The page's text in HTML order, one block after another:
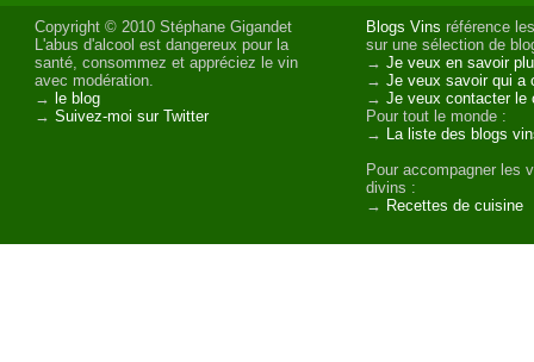
Copyright © 2010 Stéphane Gigandet
L'abus d'alcool est dangereux pour la
santé, consommez et appréciez le vin
avec modération.
→ le blog
→Suivez-moi sur Twitter
Blogs Vins référence
sur une sélection de
→Je veux en savoir
→Je veux savoir qui a
→Je veux contacter le
Pour tout le monde :
→
La liste des blogs
Pour accompagner les
divins :
→ Recettes de cuisine